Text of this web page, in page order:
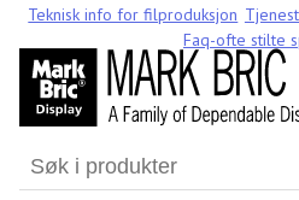
Search
for:
Teknisk info for filproduksjon
Faq-ofte stilte